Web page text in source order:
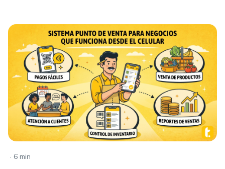
. 6 min